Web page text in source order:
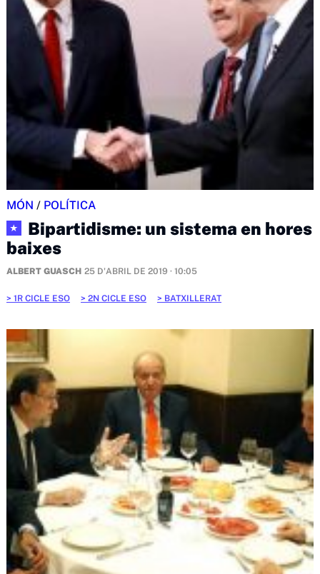
MÓN / POLÍTICA
★
Bipartidisme: un sistema en hores
baixes
ALBERT GUASCH 25 D'ABRIL DE 2019 · 10:05
1R CICLE ESO 2N CICLE ESO BATXILLERAT